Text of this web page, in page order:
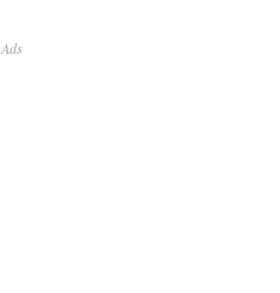
Ads